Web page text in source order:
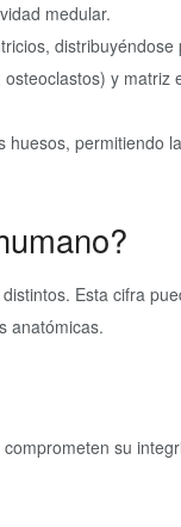
medular.
distribuyéndose
y matriz
permitiendo
distintos. Esta cifra
anatómicas.
su